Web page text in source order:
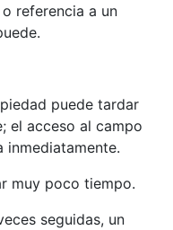
referencia a un
puede tardar
el acceso al campo
inmediatamente.
muy poco tiempo.
seguidas, un